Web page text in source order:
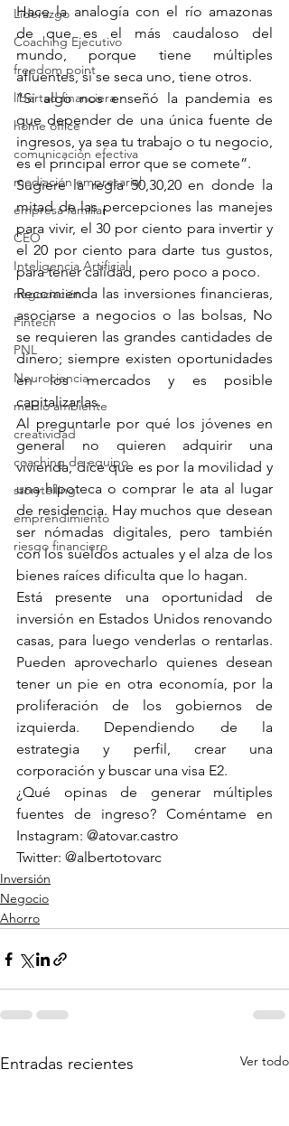
Liderazgo
Coaching Ejecutivo
freedom point
libertad financiera
home office
comunicación efectiva
mediación empresarial
empresa familiar
CEO
Inteligencia Artificial
negociación
Fintech
PNL
Neurociencia
medio ambiente
creatividad
coaching de equipo
storytelling
emprendimiento
riesgo financiero
Hace la analogía con el río amazonas
de que es el más caudaloso del
mundo, porque tiene múltiples
afluentes, si se seca uno, tiene otros.
“Si algo nos enseñó la pandemia es
que depender de una única fuente de
ingresos, ya sea tu trabajo o tu negocio,
es el principal error que se comete”.
Sugiere la regla 50,30,20 en donde la
mitad de las percepciones las manejes
para vivir, el 30 por ciento para invertir y
el 20 por ciento para darte tus gustos,
para tener calidad, pero poco a poco.
Recomienda las inversiones financieras,
asociarse a negocios o las bolsas, No
se requieren las grandes cantidades de
dinero; siempre existen oportunidades
en los mercados y es posible
capitalizarlas.
Al preguntarle por qué los jóvenes en
general no quieren adquirir una
vivienda, dice que es por la movilidad y
una hipoteca o comprar le ata al lugar
de residencia. Hay muchos que desean
ser nómadas digitales, pero también
con los sueldos actuales y el alza de los
bienes raíces dificulta que lo hagan.
Está presente una oportunidad de
inversión en Estados Unidos renovando
casas, para luego venderlas o rentarlas.
Pueden aprovecharlo quienes desean
tener un pie en otra economía, por la
proliferación de los gobiernos de
izquierda. Dependiendo de la
estrategia y perfil, crear una
corporación y buscar una visa E2.
¿Qué opinas de generar múltiples
fuentes de ingreso? Coméntame en
Instagram: @atovar.castro
Twitter: @albertotovarc
Inversión
Negocio
Ahorro
Entradas recientes Ver todo